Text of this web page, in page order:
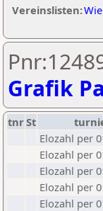
Vereinslisten:
Grafik
tnrSt
Elozahl per
Elozahl per
Elozahl per
Elozahl per
Elozahl per